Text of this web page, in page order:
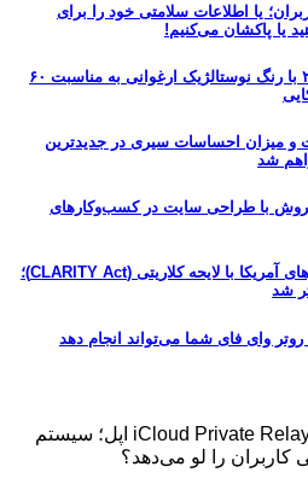
یا اطلاعات سلامتی خود را برای
یا پاکشان می‌کنیم!
رونمایی از دوج چارجر ۲۰۲۷ با رنگ نوستالژیک ارغوانی به مناسبت ۶۰
میزان احساسات سیری در جدیدترین
با طراحی سایت در کسب‌وکارهای
پایان مخالفت انجمن کلانترهای آمریکا با لایحه کلاریتی (CLARITY Act)؛
شد